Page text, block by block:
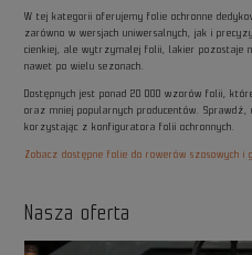
W tej kategorii oferujemy folie ochronne
zarówno w wersjach uniwersalnych, jak i
cienkiej, ale wytrzymałej folii, lakier pozostaje
nawet po wielu sezonach.
Dostępnych jest ponad 20 000 wzorów folii,
oraz mniej popularnych producentów. Sprawdź,
korzystając z konfiguratora folii ochronnych.
Zobacz dostępne folie do rowerów szosowych i
Nasza oferta